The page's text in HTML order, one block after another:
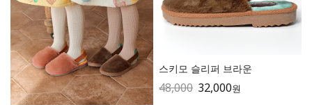
스키모 슬리퍼 브라운
48,000 32,000원